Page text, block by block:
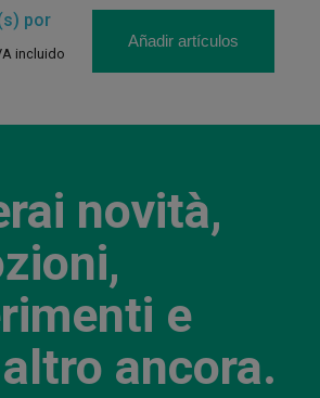
por
incluido
Añadir artículos
novità,
e
ancora.